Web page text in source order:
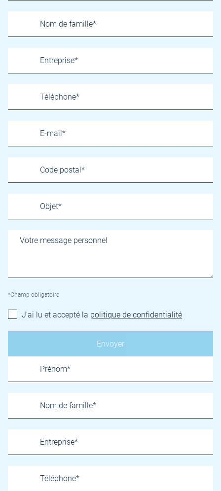
*Champ obligatoire
J'ai lu et accepté la politique de confidentialité